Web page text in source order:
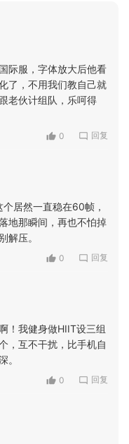
际服，字体放大后他看
了，不用我们教自己就
老伙计组队，乐呵得
0 回复
居然一直稳在60帧，
地那瞬间，再也不怕掉
解压。
0 回复
！我健身做HIIT设三组
，互不干扰，比手机自
。
0 回复